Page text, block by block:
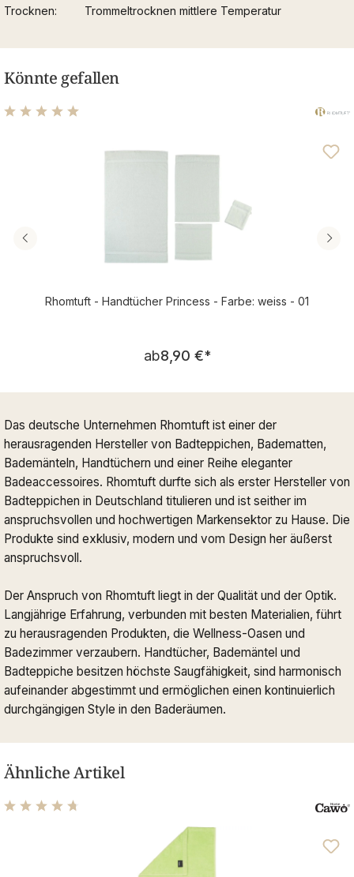
Trocknen Trommeltrocknen mittlere Temperatur
Könnte gefallen
Rhomtuft - Handtücher Princess - Farbe: weiss - 01
Regulärer Preis:
ab8,90 €*
Das deutsche Unternehmen Rhomtuft ist einer der
herausragenden Hersteller von Badteppichen, Badematten,
Bademänteln, Handtüchern und einer Reihe eleganter
Badeaccessoires. Rhomtuft durfte sich als erster Hersteller von
Badteppichen in Deutschland titulieren und ist seither im
anspruchsvollen und hochwertigen Markensektor zu Hause. Die
Produkte sind exklusiv, modern und vom Design her äußerst
anspruchsvoll.
Der Anspruch von Rhomtuft liegt in der Qualität und der Optik.
Langjährige Erfahrung, verbunden mit besten Materialien, führt
zu herausragenden Produkten, die Wellness-Oasen und
Badezimmer verzaubern. Handtücher, Bademäntel und
Badteppiche besitzen höchste Saugfähigkeit, sind harmonisch
aufeinander abgestimmt und ermöglichen einen kontinuierlich
durchgängigen Style in den Baderäumen.
Ähnliche Artikel
Durchschnittliche Bewertung von 4.69 von 5 Sternen